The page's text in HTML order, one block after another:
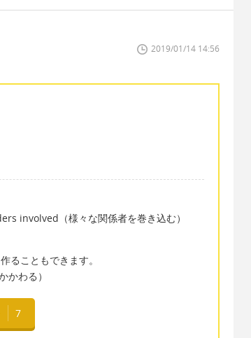
2019/01/14 14:56
involved（様々な関係者を巻き込む）
ることもできます。
わる）
7